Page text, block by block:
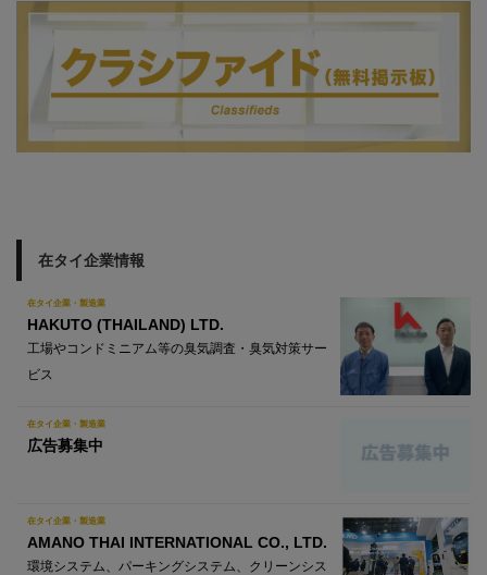
在タイ企業情報
在タイ企業・製造業
HAKUTO (THAILAND) LTD.
工場やコンドミニアム等の臭気調査・臭気対策サー
ビス
在タイ企業・製造業
広告募集中
在タイ企業・製造業
AMANO THAI INTERNATIONAL CO., LTD.
環境システム、パーキングシステム、クリーンシス